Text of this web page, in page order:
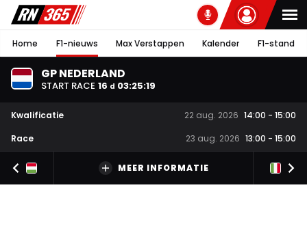
Home F1-nieuws Max Verstappen Kalender F1-stand
GP NEDERLAND
START RACE 16 d 03:25:18
Kwalificatie 22 aug. 2026 14:00 - 15:00
Race
23 aug. 2026 13:00 - 15:00
MEER INFORMATIE